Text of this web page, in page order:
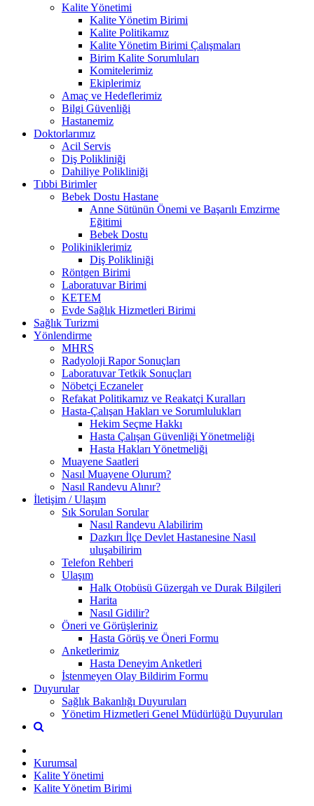
Kalite Yönetimi
Kalite Yönetim Birimi
Kalite Politikamız
Kalite Yönetim Birimi Çalışmaları
Birim Kalite Sorumluları
Komitelerimiz
Ekiplerimiz
Amaç ve Hedeflerimiz
Bilgi Güvenliği
Hastanemiz
Doktorlarımız
Acil Servis
Diş Polikliniği
Dahiliye Polikliniği
Tıbbi Birimler
Bebek Dostu Hastane
Anne Sütünün Önemi ve Başarılı Emzirme
Eğitimi
Bebek Dostu
Polikiniklerimiz
Diş Polikliniği
Röntgen Birimi
Laboratuvar Birimi
KETEM
Evde Sağlık Hizmetleri Birimi
Sağlık Turizmi
Yönlendirme
MHRS
Radyoloji Rapor Sonuçları
Laboratuvar Tetkik Sonuçları
Nöbetçi Eczaneler
Refakat Politikamız ve Reakatçi Kuralları
Hasta-Çalışan Hakları ve Sorumlulukları
Hekim Seçme Hakkı
Hasta Çalışan Güvenliği Yönetmeliği
Hasta Hakları Yönetmeliği
Muayene Saatleri
Nasıl Muayene Olurum?
Nasıl Randevu Alınır?
İletişim / Ulaşım
Sık Sorulan Sorular
Nasıl Randevu Alabilirim
Dazkırı İlçe Devlet Hastanesine Nasıl
uluşabilirim
Telefon Rehberi
Ulaşım
Halk Otobüsü Güzergah ve Durak Bilgileri
Harita
Nasıl Gidilir?
Öneri ve Görüşleriniz
Hasta Görüş ve Öneri Formu
Anketlerimiz
Hasta Deneyim Anketleri
İstenmeyen Olay Bildirim Formu
Duyurular
Sağlık Bakanlığı Duyuruları
Yönetim Hizmetleri Genel Müdürlüğü Duyuruları
Kurumsal
Kalite Yönetimi
Kalite Yönetim Birimi